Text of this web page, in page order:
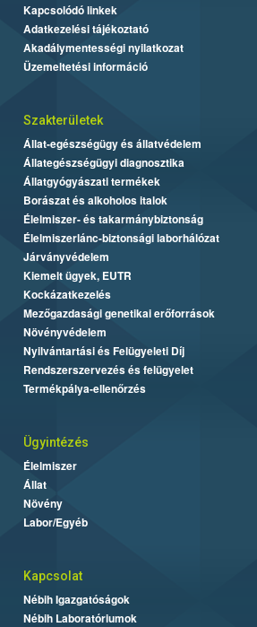
Kapcsolódó linkek
Adatkezelési tájékoztató
Akadálymentességi nyilatkozat
Üzemeltetési információ
Szakterületek
Állat-egészségügy és állatvédelem
Állategészségügyi diagnosztika
Állatgyógyászati termékek
Borászat és alkoholos italok
Élelmiszer- és takarmánybiztonság
Élelmiszerlánc-biztonsági laborhálózat
Járványvédelem
Kiemelt ügyek, EUTR
Kockázatkezelés
Mezőgazdasági genetikai erőforrások
Növényvédelem
Nyilvántartási és Felügyeleti Díj
Rendszerszervezés és felügyelet
Termékpálya-ellenőrzés
Ügyintézés
Élelmiszer
Állat
Növény
Labor/Egyéb
Kapcsolat
Nébih Igazgatóságok
Nébih Laboratóriumok